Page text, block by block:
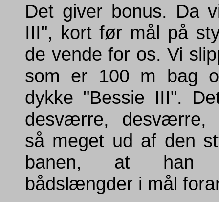
Det giver bonus. Da
III", kort før mål på
de vende for os. Vi
som er 100 m bag
dykke "Bessie III".
desværre, desværre,
så meget ud af den
banen, at han
bådslængder i mål